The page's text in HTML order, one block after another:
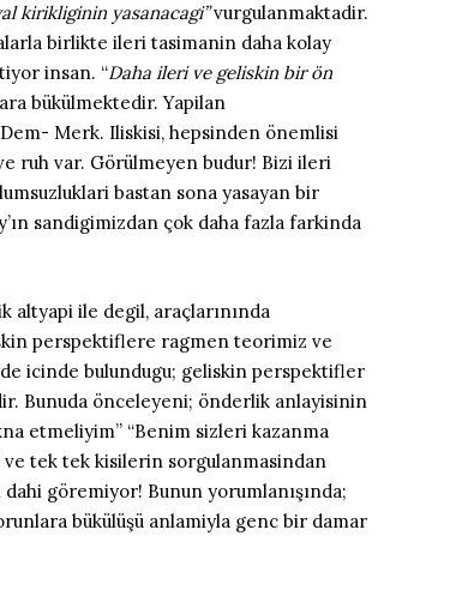
kirikliginin yasanacagi”vurgulanmaktadir.
birlikte ileri tasimanin daha kolay
insan. “Daha ileri ve geliskin bir ön
bükülmektedir. Yapilan
Merk. Iliskisi, hepsinden önemlisi
ruh var. Görülmeyen budur! Bizi ileri
bastan sona yasayan bir
sandigimizdan çok daha fazla farkinda
ile degil, araçlarınında
perspektiflere ragmen teorimiz ve
icinde bulundugu; geliskin perspektifler
Bunuda önceleyeni; önderlik anlayisinin
etmeliyim” “Benim sizleri kazanma
tek tek kisilerin sorgulanmasindan
göremiyor! Bunun yorumlanışında;
bükülüşü anlamiyla genc bir damar